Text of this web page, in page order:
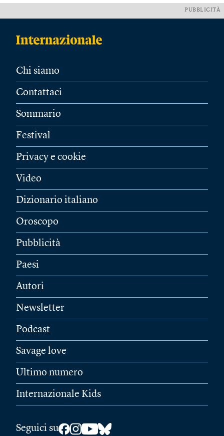
PUBBLICITÀ
Chi siamo
Contattaci
Sommario
Festival
Privacy e cookie
Video
Dizionario italiano
Oroscopo
Pubblicità
Paesi
Autori
Newsletter
Podcast
Savage love
Ultimo numero
Internazionale Kids
Seguici su